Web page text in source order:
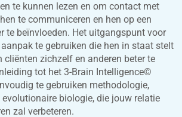
te kunnen lezen en om contact met
te communiceren en hen op een
te beïnvloeden. Het uitgangspunt voor
te gebruiken die hen in staat stelt
cliënten zichzelf en anderen beter te
tot het 3-Brain Intelligence©
te gebruiken methodologie,
biologie, die jouw relatie
zal verbeteren.